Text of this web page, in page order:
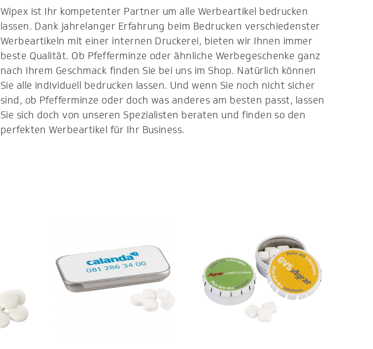
Wipex ist Ihr kompetenter Partner um alle Werbeartikel bedrucken
lassen. Dank jahrelanger Erfahrung beim Bedrucken verschiedenster
Werbeartikeln mit einer internen Druckerei, bieten wir Ihnen immer
beste Qualität. Ob Pfefferminze oder ähnliche Werbegeschenke ganz
nach Ihrem Geschmack finden Sie bei uns im Shop. Natürlich können
Sie alle individuell bedrucken lassen. Und wenn Sie noch nicht sicher
sind, ob Pfefferminze oder doch was anderes am besten passt, lassen
Sie sich doch von unseren Spezialisten beraten und finden so den
perfekten Werbeartikel für Ihr Business.